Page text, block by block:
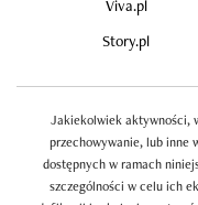
Viva.pl
Story.pl
Jakiekolwiek aktywności,
przechowywanie, lub inne
dostępnych w ramach
szczególności w celu ich